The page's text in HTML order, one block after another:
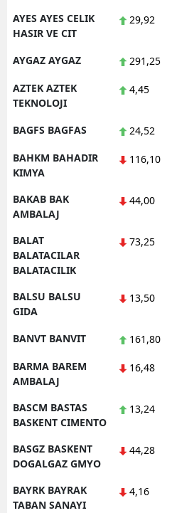
AYES AYES CELIK
HASIR VE CIT
29,92
AYGAZ AYGAZ 291,25
AZTEK AZTEK
TEKNOLOJI
4,45
BAGFS BAGFAS 24,52
BAHKM BAHADIR
KIMYA
116,10
BAKAB BAK
AMBALAJ
44,00
BALAT
BALATACILAR
BALATACILIK
73,25
BALSU BALSU
GIDA
13,50
BANVT BANVIT 161,80
BARMA BAREM
AMBALAJ
16,48
BASCM BASTAS
BASKENT CIMENTO
13,24
BASGZ BASKENT
DOGALGAZ GMYO
44,28
BAYRK BAYRAK
TABAN SANAYI
4,16